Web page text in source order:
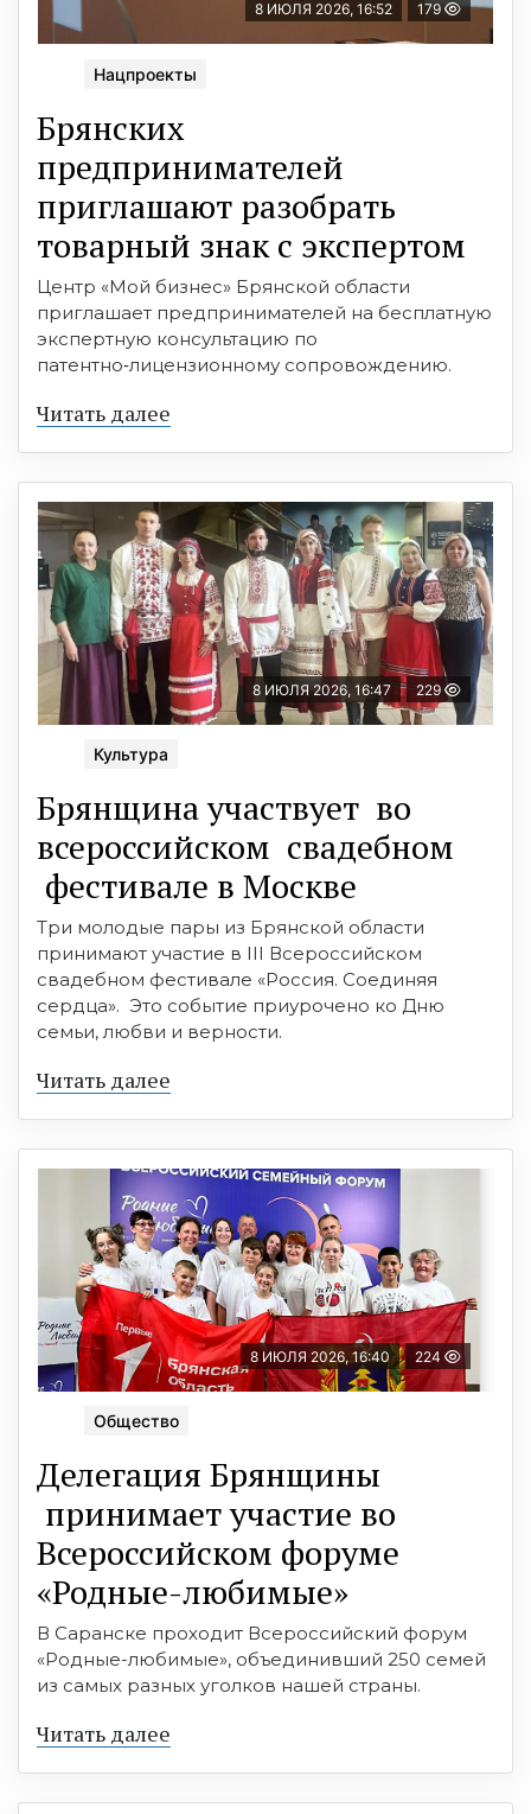
8 ИЮЛЯ 2026, 16:52 179
Нацпроекты
Брянских
предпринимателей
приглашают разобрать
товарный знак с экспертом
Центр «Мой бизнес» Брянской области
приглашает предпринимателей на бесплатную
экспертную консультацию по
патентно‑лицензионному сопровождению.
Читать далее
8 ИЮЛЯ 2026, 16:47 229
Культура
Брянщина участвует во
всероссийском свадебном
фестивале в Москве
Три молодые пары из Брянской области
принимают участие в III Всероссийском
свадебном фестивале «Россия. Соединяя
сердца». Это событие приурочено ко Дню
семьи, любви и верности.
Читать далее
8 ИЮЛЯ 2026, 16:40 224
Общество
Делегация Брянщины
принимает участие во
Всероссийском форуме
«Родные-любимые»
В Саранске проходит Всероссийский форум
«Родные-любимые», объединивший 250 семей
из самых разных уголков нашей страны.
Читать далее